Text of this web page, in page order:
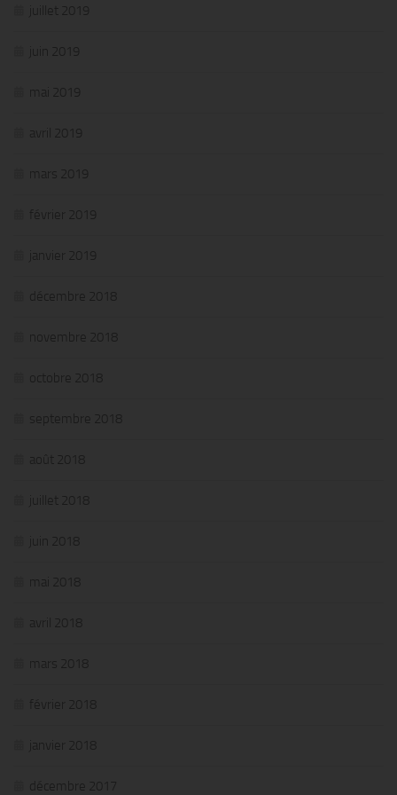
juillet 2019
juin 2019
mai 2019
avril 2019
mars 2019
février 2019
janvier 2019
décembre 2018
novembre 2018
octobre 2018
septembre 2018
août 2018
juillet 2018
juin 2018
mai 2018
avril 2018
mars 2018
février 2018
janvier 2018
décembre 2017